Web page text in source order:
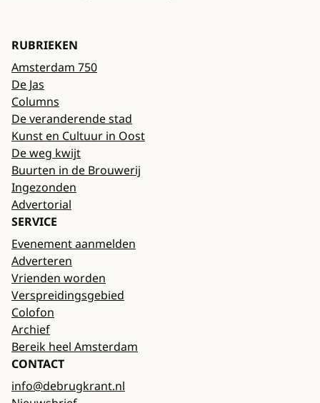
RUBRIEKEN
Amsterdam 750
De Jas
Columns
De veranderende stad
Kunst en Cultuur in Oost
De weg kwijt
Buurten in de Brouwerij
Ingezonden
Advertorial
SERVICE
Evenement aanmelden
Adverteren
Vrienden worden
Verspreidingsgebied
Colofon
Archief
Bereik heel Amsterdam
CONTACT
info@debrugkrant.nl